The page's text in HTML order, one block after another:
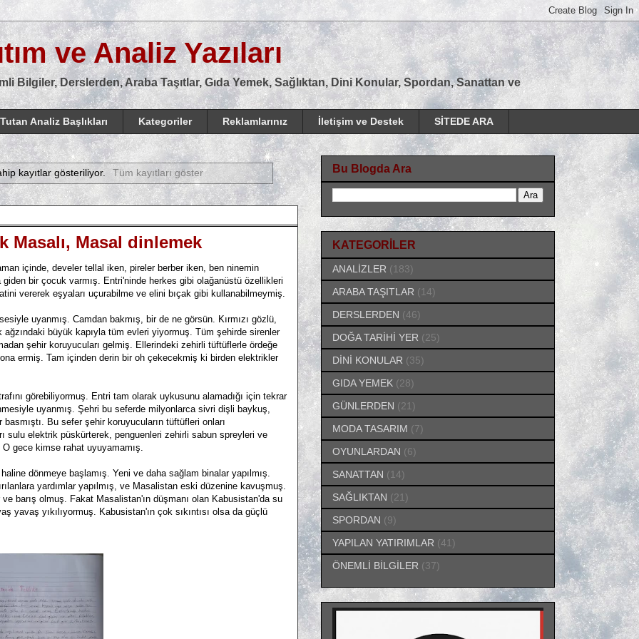
ve Analiz Yazıları
Bilgiler, Derslerden, Araba Taşıtlar, Gıda Yemek, Sağlıktan, Dini Konular, Spordan, Sanattan ve
Analiz Başlıkları Kategoriler Reklamlarınız İletişim ve Destek SİTEDE ARA
kayıtlar gösteriliyor. Tüm kayıtları göster
Masalı, Masal dinlemek
içinde, develer tellal iken, pireler berber iken, ben ninemin
giden bir çocuk varmış. Entri'ninde herkes gibi olağanüstü özellikleri
vererek eşyaları uçurabilme ve elini bıçak gibi kullanabilmeymiş.
uyanmış. Camdan bakmış, bir de ne görsün. Kırmızı gözlü,
büyük kapıyla tüm evleri yiyormuş. Tüm şehirde sirenler
şehir koruyucuları gelmiş. Ellerindeki zehirli tüftüflerle ördeğe
ermiş. Tam içinden derin bir oh çekecekmiş ki birden elektrikler
görebiliyormuş. Entri tam olarak uykusunu alamadığı için tekrar
uyanmış. Şehri bu seferde milyonlarca sivri dişli baykuş,
Bu sefer şehir koruyucuların tüftüfleri onları
sulu elektrik püskürterek, penguenleri zehirli sabun spreyleri ve
O gece kimse rahat uyuyamamış.
dönmeye başlamış. Yeni ve daha sağlam binalar yapılmış.
yardımlar yapılmış, ve Masalistan eski düzenine kavuşmuş.
barış olmuş. Fakat Masalistan'ın düşmanı olan Kabusistan'da su
yavaş yıkılıyormuş. Kabusistan'ın çok sıkıntısı olsa da güçlü
Bu Blogda Ara
KATEGORİLER
ANALİZLER (183)
ARABA TAŞITLAR (14)
DERSLERDEN (46)
DOĞA TARİHİ YER (25)
DİNİ KONULAR (35)
GIDA YEMEK (28)
GÜNLERDEN (21)
MODA TASARIM (7)
OYUNLARDAN (6)
SANATTAN (14)
SAĞLIKTAN (21)
SPORDAN (9)
YAPILAN YATIRIMLAR (41)
ÖNEMLİ BİLGİLER (37)